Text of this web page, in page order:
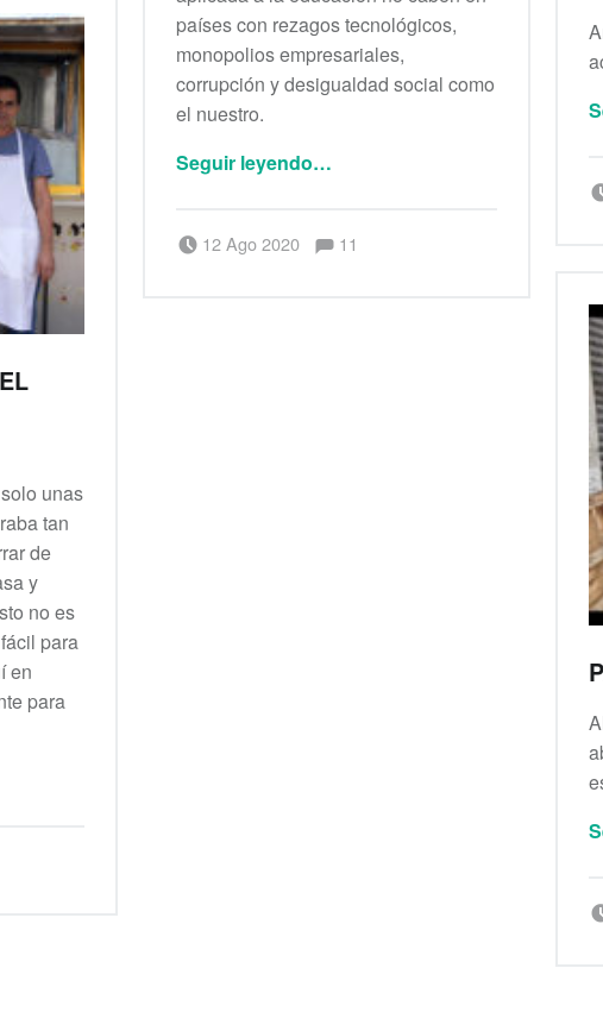
países con rezagos tecnológicos,
monopolios empresariales,
corrupción y desigualdad social como
el nuestro.
Seguir leyendo…
12 Ago 2020 Escrito por:
Berenice Alianza Comentarios:11
unas
tan
de
y
no es
para
en
para